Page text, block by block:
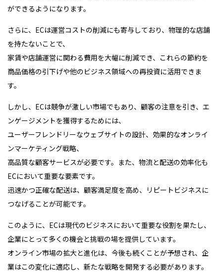
ができるようになります。
さらに、ECは運営コストの削減にも寄与しており、物理的な店舗
を持たないことで、
家賃や店舗運営に関わる費用を大幅に削減でき、これらの節約を
商品価格の引下げや他のビジネス領域への再投資に活用できま
す。
しかし、ECは競争が激しい市場でもあり、顧客の注意を引き、エ
ンゲージメントを獲得するためには、
ユーザーフレンドリーなウェブサイトの設計、効果的なオンライ
ンマーケティング戦略、
高品質な顧客サービスが必要です。また、物流と配送の効率化も
ECにおいて重要な要素です。
迅速かつ正確な配送は、顧客満足度を高め、リピートビジネスに
つなげることが可能です。
このように、ECは現代のビジネスにおいて重要な役割を果たし、
企業にとって多くの機会と挑戦の場を提供しています。
オンライン市場の拡大と進化は、今後も続くことが予想され、企
業はこの変化に適応し、新たな戦略を開発する必要があります。